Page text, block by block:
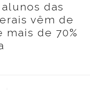
das
vêm de
de 70%